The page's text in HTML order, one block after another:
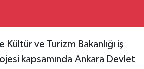
ve Turizm Bakanlığı iş
kapsamında Ankara Devlet